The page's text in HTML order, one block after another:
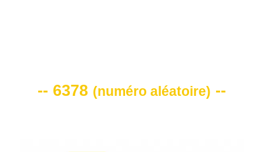
-- 6378 (numéro aléatoire) --